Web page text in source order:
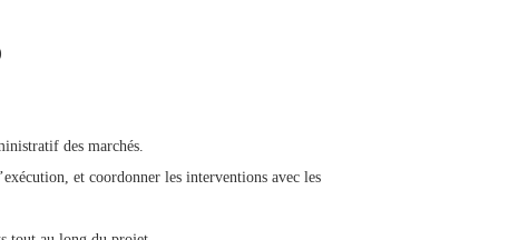
des marchés.
et coordonner les interventions avec les